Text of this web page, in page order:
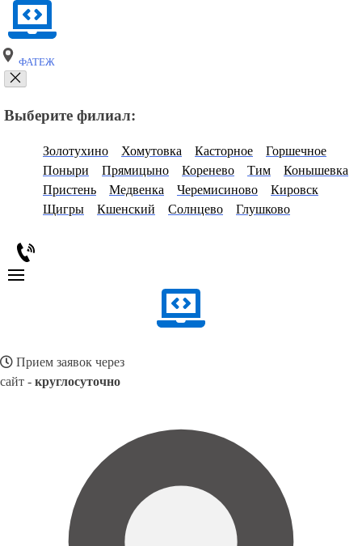
ФАТЕЖ
Выберите филиал:
Золотухино Хомутовка Касторное
Горшечное
Поныри
Прямицыно Коренево Тим
Конышевка
Пристень
Медвенка Черемисиново
Кировск
Щигры
Кшенский Солнцево Глушково
Прием заявок через
сайт - круглосуточно